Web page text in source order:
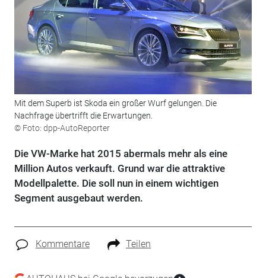
Mit dem Superb ist Skoda ein großer Wurf gelungen. Die
Nachfrage übertrifft die Erwartungen.
© Foto: dpp-AutoReporter
Die VW-Marke hat 2015 abermals mehr als eine
Million Autos verkauft. Grund war die attraktive
Modellpalette. Die soll nun in einem wichtigen
Segment ausgebaut werden.
Kommentare Teilen